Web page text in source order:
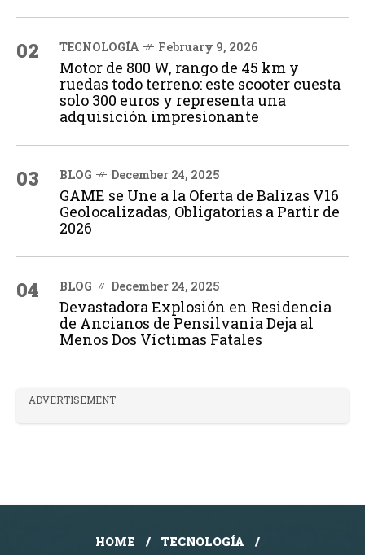
02 TECNOLOGÍA February 9, 2026
Motor de 800 W, rango de 45 km y
ruedas todo terreno: este scooter cuesta
solo 300 euros y representa una
adquisición impresionante
03 BLOG December 24, 2025
GAME se Une a la Oferta de Balizas V16
Geolocalizadas, Obligatorias a Partir de
2026
04 BLOG December 24, 2025
Devastadora Explosión en Residencia
de Ancianos de Pensilvania Deja al
Menos Dos Víctimas Fatales
ADVERTISEMENT
HOME TECNOLOGÍA